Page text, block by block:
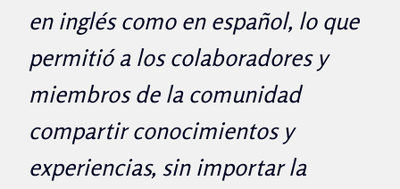
en inglés como en español, lo que
permitió a los colaboradores y
miembros de la comunidad
compartir conocimientos y
experiencias, sin importar la